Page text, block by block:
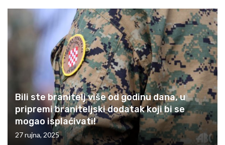
Bili ste branitelj više od godinu dana, u
pripremi braniteljski dodatak koji bi se
mogao isplaćivati!
27 rujna, 2025